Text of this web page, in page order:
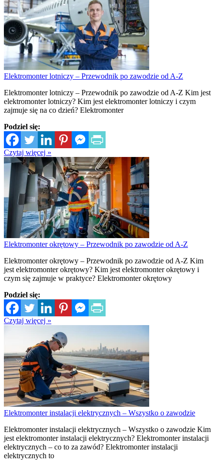
Elektromonter lotniczy – Przewodnik po zawodzie od A-Z
Elektromonter lotniczy – Przewodnik po zawodzie od A-Z Kim jest
elektromonter lotniczy? Kim jest elektromonter lotniczy i czym
zajmuje się na co dzień? Elektromonter
Podziel się:
Czytaj więcej »
Elektromonter okrętowy – Przewodnik po zawodzie od A-Z
Elektromonter okrętowy – Przewodnik po zawodzie od A-Z Kim
jest elektromonter okrętowy? Kim jest elektromonter okrętowy i
czym się zajmuje w praktyce? Elektromonter okrętowy
Podziel się:
Czytaj więcej »
Elektromonter instalacji elektrycznych – Wszystko o zawodzie
Elektromonter instalacji elektrycznych – Wszystko o zawodzie Kim
jest elektromonter instalacji elektrycznych? Elektromonter instalacji
elektrycznych – co to za zawód? Elektromonter instalacji
elektrycznych to